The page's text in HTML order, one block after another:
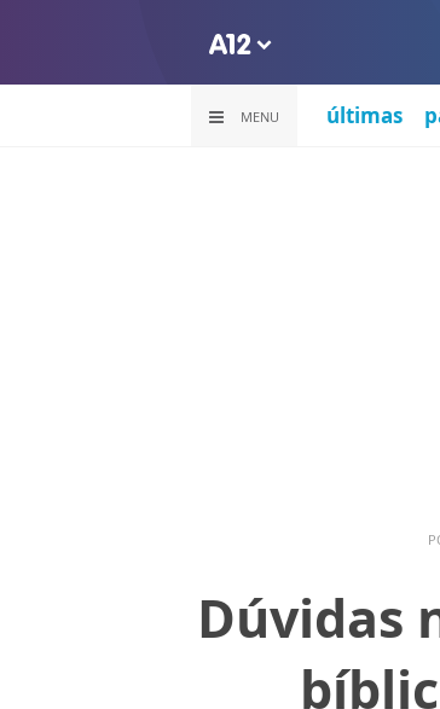
MENU últimas
Dúvidas